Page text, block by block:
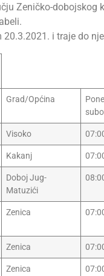
Zeničko-dobojskog
i traje do
Grad/Općina
Visoko
Kakanj
Doboj Jug-
Matuzići
Zenica
Zenica
Zenica